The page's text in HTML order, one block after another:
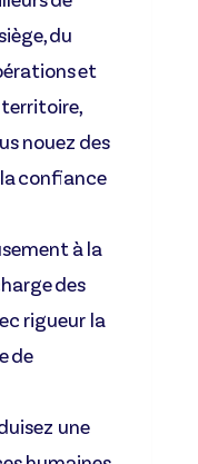
du
et
nouez des
confiance
à la
des
rigueur la
de
une